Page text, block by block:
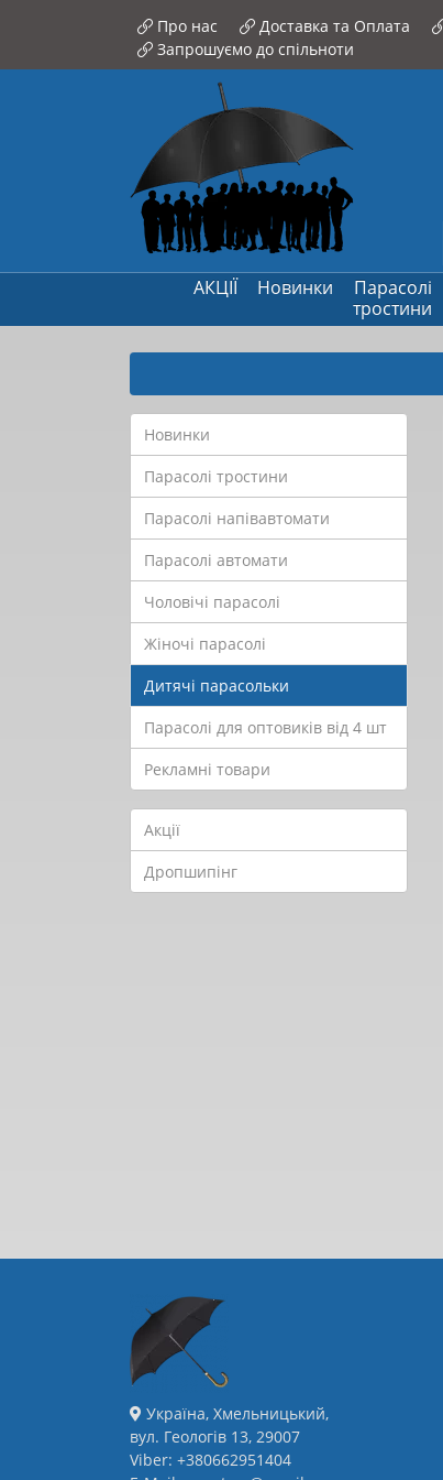
Про нас Доставка та Оплата
Запрошуємо до спільноти
АКЦІЇ Новинки
Парасолі
тростини
Новинки
Парасолі тростини
Парасолі напівавтомати
Парасолі автомати
Чоловічі парасолі
Жіночі парасолі
Дитячі парасольки
Парасолі для оптовиків від 4 шт
Рекламні товари
Акції
Дропшипінг
Україна, Хмельницький,
вул. Геологів 13, 29007
Viber: +380662951404